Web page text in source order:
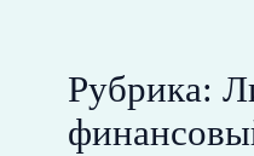
Рубрика: